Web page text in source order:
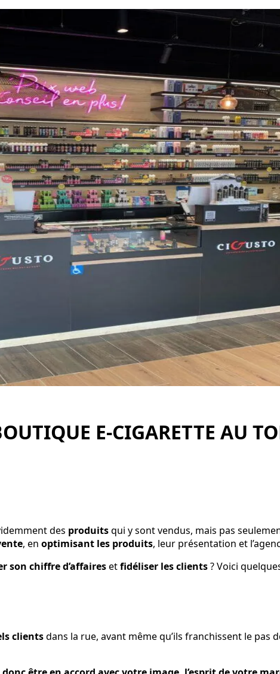
E-CIGARETTE AU
des produitsqui y sont vendus, mais pas
, en optimisant les produits, leur présentation et
son chiffre d’affairesetfidéliser les clients? Voici
clientsdans la rue, avant même qu’ils franchissent le